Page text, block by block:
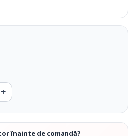
înainte de comandă?